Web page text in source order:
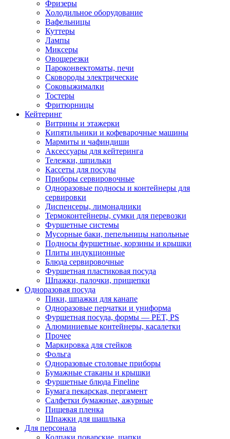
Фризеры
Холодильное оборудование
Вафельницы
Куттеры
Лампы
Миксеры
Овощерезки
Пароконвектоматы, печи
Сковороды электрические
Соковыжималки
Тостеры
Фритюрницы
Кейтеринг
Витрины и этажерки
Кипятильники и кофеварочные машины
Мармиты и чафиндиши
Аксессуары для кейтеринга
Тележки, шпильки
Кассеты для посуды
Приборы сервировочные
Одноразовые подносы и контейнеры для
сервировки
Диспенсеры, лимонадники
Термоконтейнеры, сумки для перевозки
Фуршетные системы
Мусорные баки, пепельницы напольные
Подносы фуршетные, корзины и крышки
Плиты индукционные
Блюда сервировочные
Фуршетная пластиковая посуда
Шпажки, палочки, прищепки
Одноразовая посуда
Пики, шпажки для канапе
Одноразовые перчатки и униформа
Фуршетная посуда, формы — PET, PS
Алюминиевые контейнеры, касалетки
Прочее
Маркировка для стейков
Фольга
Одноразовые столовые приборы
Бумажные стаканы и крышки
Фуршетные блюда Fineline
Бумага пекарская, пергамент
Салфетки бумажные, ажурные
Пищевая пленка
Шпажки для шашлыка
Для персонала
Колпаки поварские, шапки